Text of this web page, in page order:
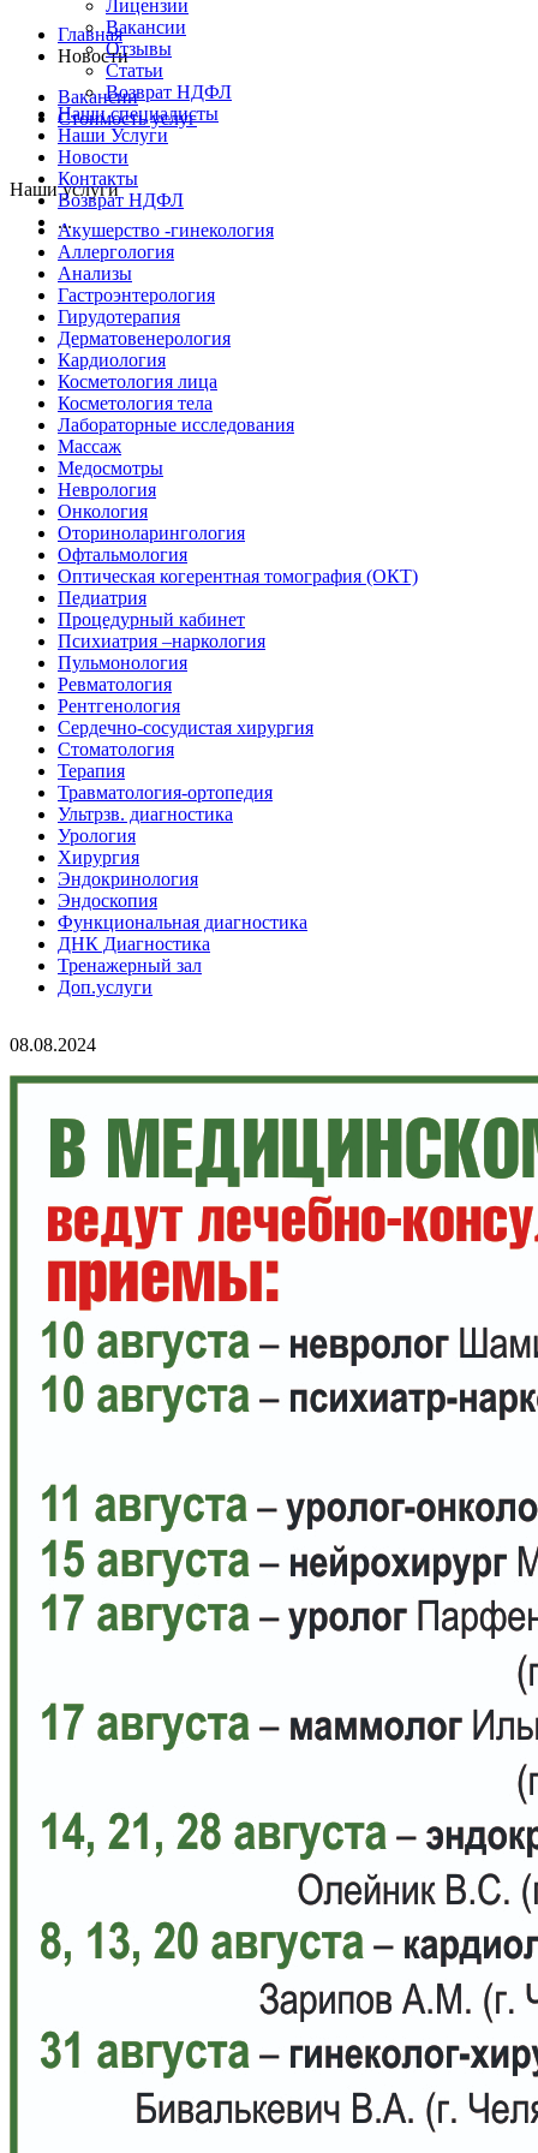
Лицензии
Вакансии
Отзывы
Статьи
Возврат НДФЛ
Наши специалисты
Наши Услуги
Новости
Контакты
Возврат НДФЛ
...
Главная
Новости
Вакансии
Стоимость услуг
Наши услуги
Акушерство -гинекология
Аллергология
Анализы
Гастроэнтерология
Гирудотерапия
Дерматовенерология
Кардиология
Косметология лица
Косметология тела
Лабораторные исследования
Массаж
Медосмотры
Неврология
Онкология
Оториноларингология
Офтальмология
Оптическая когерентная томография (ОКТ)
Педиатрия
Процедурный кабинет
Психиатрия –наркология
Пульмонология
Ревматология
Рентгенология
Сердечно-сосудистая хирургия
Стоматология
Терапия
Травматология-ортопедия
Ультрзв. диагностика
Урология
Хирургия
Эндокринология
Эндоскопия
Функциональная диагностика
ДНК Диагностика
Тренажерный зал
Доп.услуги
08.08.2024